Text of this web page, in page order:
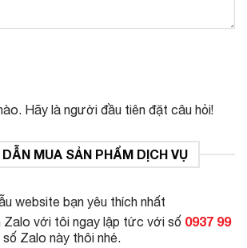
Hãy là người đầu tiên đặt câu hỏi!
MUA SẢN PHẨM DỊCH VỤ
website bạn yêu thích nhất
Zalo với tôi ngay lập tức với số 0937 99
Zalo này thôi nhé.